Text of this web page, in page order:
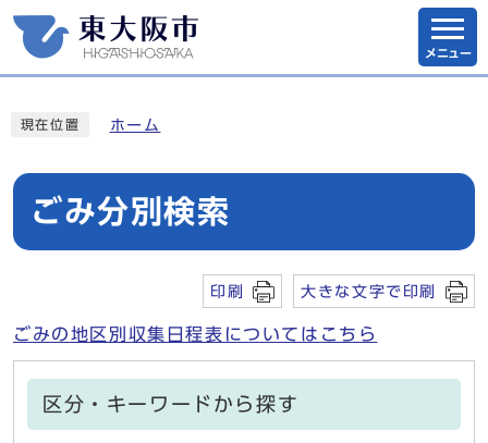
メニュー
現在位置 ホーム
ごみ分別検索
印刷 大きな文字で印刷
ごみの地区別収集日程表についてはこちら
区分・キーワードから探す